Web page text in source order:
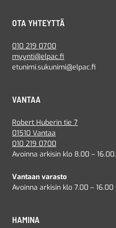
OTA YHTEYTTÄ
010 219 0700
myynti@elpac.fi
etunimi.sukunimi@elpac.fi
VANTAA
Robert Huberin tie 7
01510 Vantaa
010 219 0700
Avoinna arkisin klo 8.00 – 16.00.
Vantaan varasto
Avoinna arkisin klo 7.00 – 16.00
HAMINA